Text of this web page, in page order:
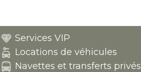
Services VIP
Locations de véhicules
Navettes et transferts privés